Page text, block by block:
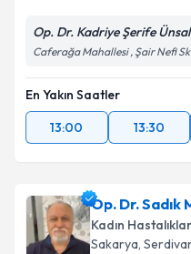
Op. Dr. Kadriye Şerife
Caferağa Mahallesi , Şair Nefi
En Yakın Saatler
13:00
13:30
Op. Dr. Sadık
Kadın
Sakarya,